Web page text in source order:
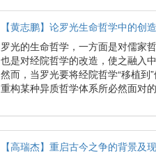
【黄志鹏】论罗光生命哲学中的创
罗光的生命哲学，一方面是对儒家
也是对经院哲学的改造，使之融入
然而，当罗光要将经院哲学“移植
重构某种异质哲学体系所必然面对的
【高瑞杰】重启古今之争的背景及